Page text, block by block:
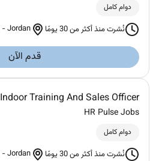
دوام كامل
نُشرت منذ أكثر من 30 يومًا -Jordan
قدم الآن
Indoor Training And Sales Officer
HR Pulse Jobs
دوام كامل
نُشرت منذ أكثر من 30 يومًا -Jordan